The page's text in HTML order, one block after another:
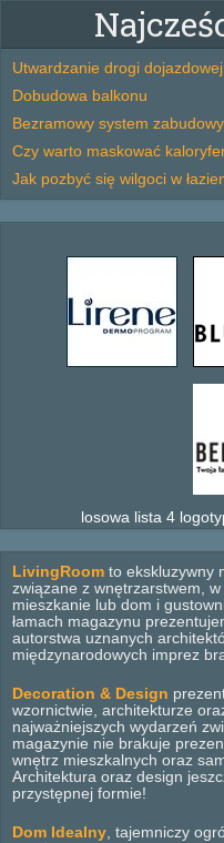
Utwardzanie drogi
Dobudowa balkonu
Bezramowy system
Czy warto maskować
Jak pozbyć się wilgoci w
losowa lista 4
LivingRoom to ekskluzywny
związane z wnętrzarstwem,
mieszkanie lub dom i
łamach magazynu
autorstwa uznanych
międzynarodowych imprez
Decoration & Design
wzornictwie, architekturze
najważniejszych wydarzeń
magazynie nie brakuje
wnętrz mieszkalnych oraz
Architektura oraz design
przystępnej formie!
Dom Idealny , tajemniczy